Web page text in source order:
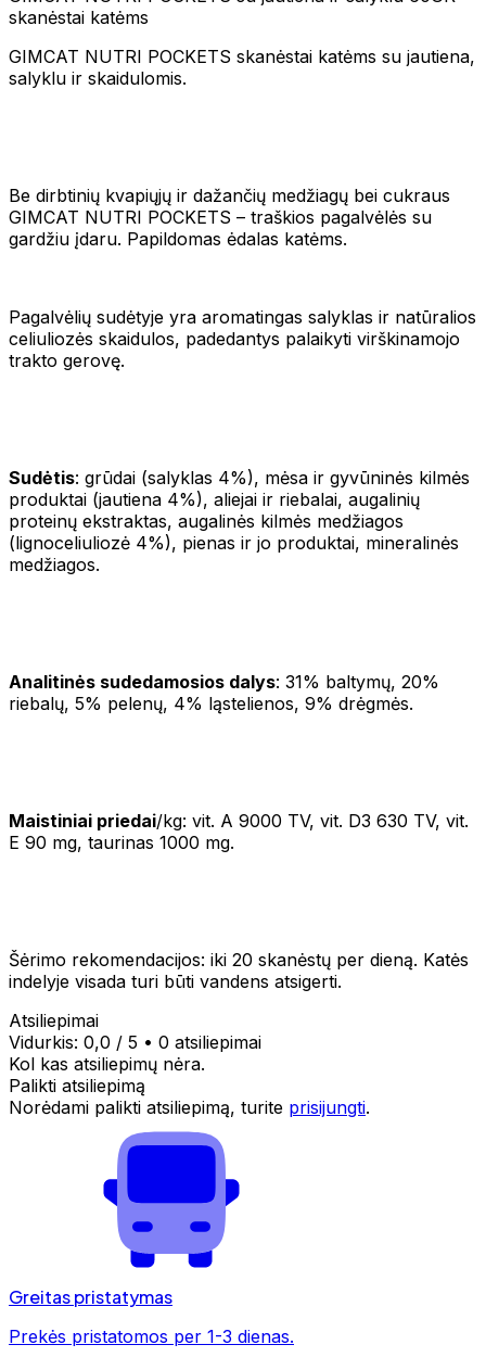
skanėstai katėms
GIMCAT NUTRI POCKETS skanėstai katėms su jautiena,
salyklu ir skaidulomis.
Be dirbtinių kvapiųjų ir dažančių medžiagų bei cukraus
GIMCAT NUTRI POCKETS – traškios pagalvėlės su
gardžiu įdaru. Papildomas ėdalas katėms.
Pagalvėlių sudėtyje yra aromatingas salyklas ir natūralios
celiuliozės skaidulos, padedantys palaikyti virškinamojo
trakto gerovę.
Sudėtis: grūdai (salyklas 4%), mėsa ir gyvūninės kilmės
produktai (jautiena 4%), aliejai ir riebalai, augalinių
proteinų ekstraktas, augalinės kilmės medžiagos
(lignoceliuliozė 4%), pienas ir jo produktai, mineralinės
medžiagos.
Analitinės sudedamosios dalys: 31% baltymų, 20%
riebalų, 5% pelenų, 4% ląstelienos, 9% drėgmės.
Maistiniai priedai/kg: vit. A 9000 TV, vit. D3 630 TV, vit.
E 90 mg, taurinas 1000 mg.
Šėrimo rekomendacijos: iki 20 skanėstų per dieną. Katės
indelyje visada turi būti vandens atsigerti.
Atsiliepimai
Vidurkis: 0,0 / 5 • 0 atsiliepimai
Kol kas atsiliepimų nėra.
Palikti atsiliepimą
Norėdami palikti atsiliepimą, turite prisijungti.
Greitas pristatymas
Prekės pristatomos per 1-3 dienas.